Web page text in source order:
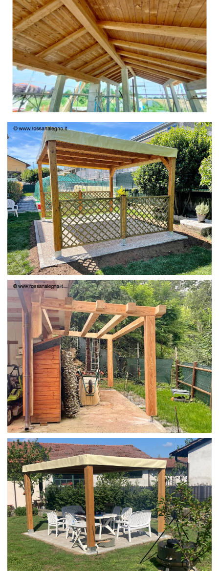
TETTO IN ABETE LAMELLARE PRETAGLIATO
PERGOLA 4X3
STRUTTURA IN LARICE U/F CON INCASTRI
PERGOLA